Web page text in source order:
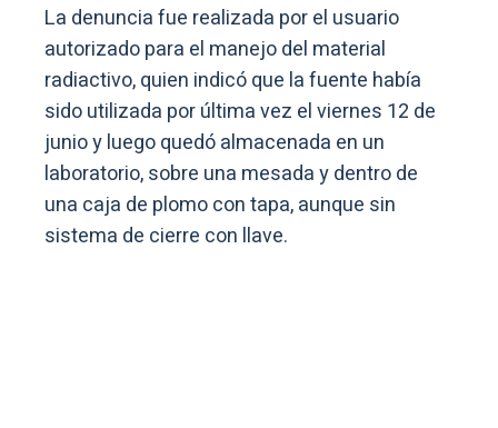
La denuncia fue realizada por el usuario
autorizado para el manejo del material
radiactivo, quien indicó que la fuente había
sido utilizada por última vez el viernes 12 de
junio y luego quedó almacenada en un
laboratorio, sobre una mesada y dentro de
una caja de plomo con tapa, aunque sin
sistema de cierre con llave.